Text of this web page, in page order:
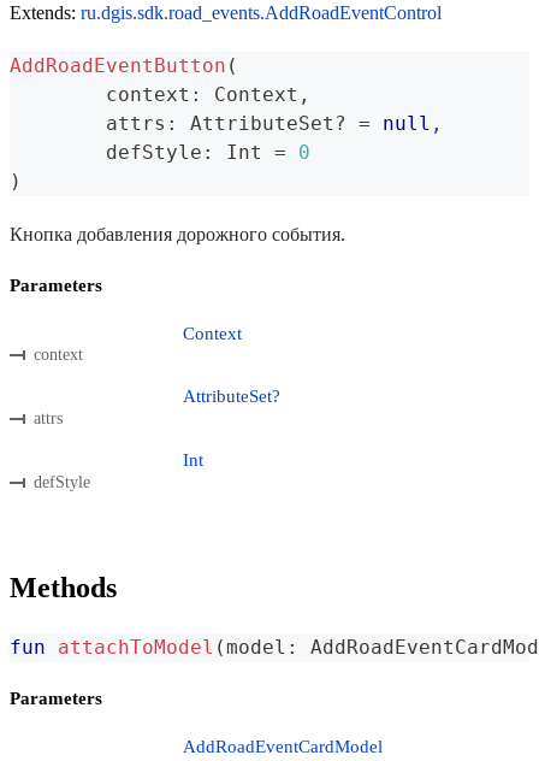
Extends: ru.dgis.sdk.road_events.AddRoadEventControl
AddRoadEventButton (
	context
: Context ,
	attrs
: AttributeSet ? = null ,
	defStyle
: Int =
0
)
Кнопка добавления дорожного события.
Parameters
context
Context
attrs
AttributeSet?
defStyle
Int
Methods
fun attachToModel (model :
Parameters
AddRoadEventCardModel